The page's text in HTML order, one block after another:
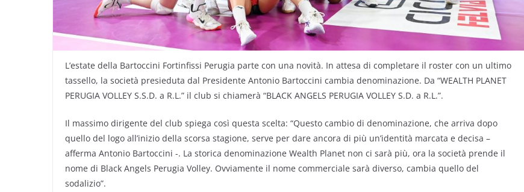
L’estate della Bartoccini Fortinfissi Perugia parte con una novità. In attesa di completare il roster con un ultimo
tassello, la società presieduta dal Presidente Antonio Bartoccini cambia denominazione. Da “WEALTH PLANET
PERUGIA VOLLEY S.S.D. a R.L.” il club si chiamerà “BLACK ANGELS PERUGIA VOLLEY S.D. a R.L.”.
Il massimo dirigente del club spiega così questa scelta: “Questo cambio di denominazione, che arriva dopo
quello del logo all’inizio della scorsa stagione, serve per dare ancora di più un’identità marcata e decisa –
afferma Antonio Bartoccini -. La storica denominazione Wealth Planet non ci sarà più, ora la società prende il
nome di Black Angels Perugia Volley. Ovviamente il nome commerciale sarà diverso, cambia quello del
sodalizio”.